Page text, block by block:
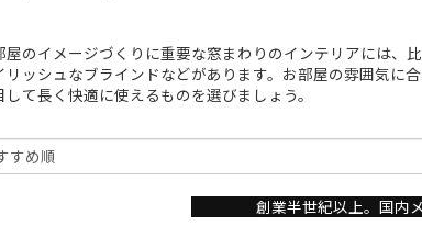
屋のイメージづくりに重要な窓まわりのインテリアには、
リッシュなブラインドなどがあります。お部屋の雰囲気に
して長く快適に使えるものを選びましょう。
創業半世紀以上。国内